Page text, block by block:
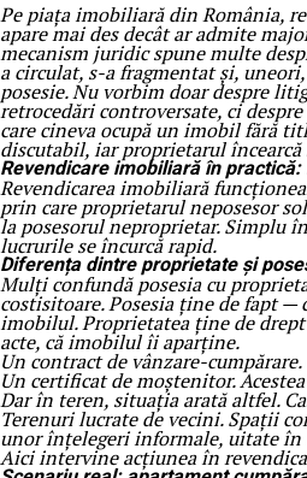
Pe piața imobiliară din România,
apare mai des decât ar admite
mecanism juridic spune multe
a circulat, s-a fragmentat și,
posesie. Nu vorbim doar despre
retrocedări controversate, ci
care cineva ocupă un imobil fără
discutabil, iar proprietarul încearcă
Revendicare imobiliară în
Revendicarea imobiliară
prin care proprietarul neposesor
la posesorul neproprietar. Simplu
lucrurile se încurcă rapid.
Diferența dintre proprietate și
Mulți confundă posesia cu
costisitoare. Posesia ține de fapt —
imobilul. Proprietatea ține de
acte, că imobilul îi aparține.
Un contract de vânzare-
Un certificat de moștenitor.
Dar în teren, situația arată altfel.
Terenuri lucrate de vecini. Spații
unor înțelegeri informale, uitate
Aici intervine acțiunea în